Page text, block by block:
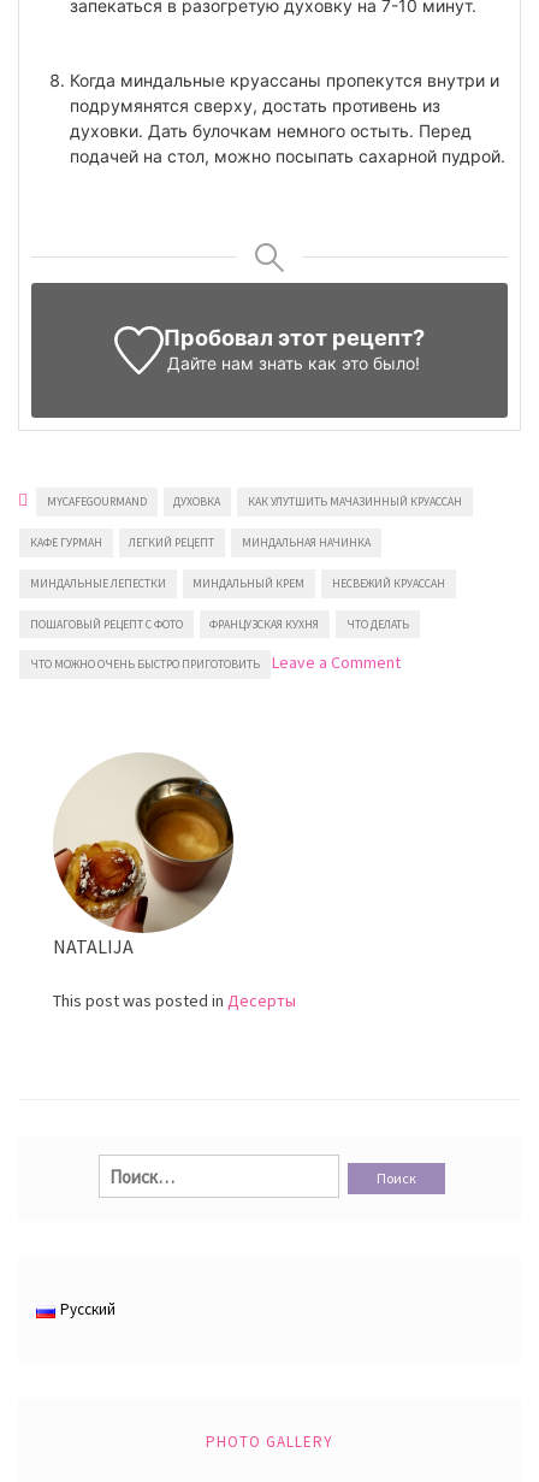
запекаться в разогретую духовку на 7-10 минут.
Когда миндальные круассаны пропекутся внутри и
подрумянятся сверху, достать противень из
духовки. Дать булочкам немного остыть. Перед
подачей на стол, можно посыпать сахарной пудрой.
Пробовал этот рецепт?
Дайте нам знать как это было!
MYCAFEGOURMAND ДУХОВКА КАК УЛУТШИТЬ МАЧАЗИННЫЙ КРУАССАН
КАФЕ ГУРМАН ЛЕГКИЙ РЕЦЕПТ МИНДАЛЬНАЯ НАЧИНКА
МИНДАЛЬНЫЕ ЛЕПЕСТКИ МИНДАЛЬНЫЙ КРЕМ НЕСВЕЖИЙ КРУАССАН
ПОШАГОВЫЙ РЕЦЕПТ С ФОТО ФРАНЦУЗСКАЯ КУХНЯ ЧТО ДЕЛАТЬ
ЧТО МОЖНО ОЧЕНЬ БЫСТРО ПРИГОТОВИТЬ Leave a Commenton
NATALIJA
This post was posted in Десерты
Найти:
Русский
PHOTO GALLERY